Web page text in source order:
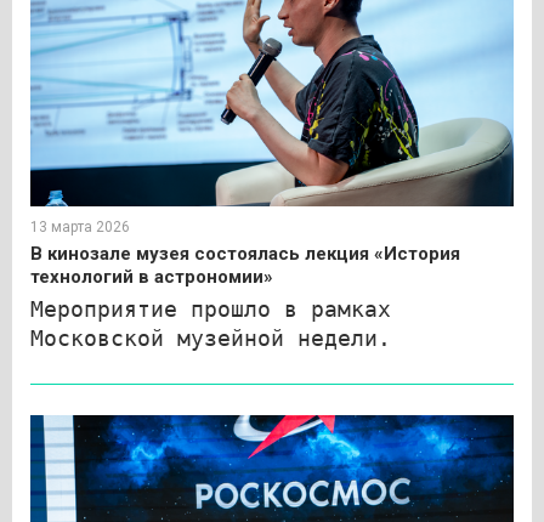
13 марта 2026
В кинозале музея состоялась лекция «История
технологий в астрономии»
Мероприятие прошло в рамках
Московской музейной недели.